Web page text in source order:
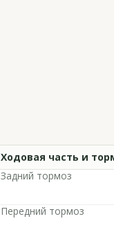
Ходовая часть и
Задний тормоз
Передний тормоз